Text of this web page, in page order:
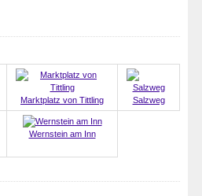
Marktplatz von Tittling Salzweg
Wernstein am Inn